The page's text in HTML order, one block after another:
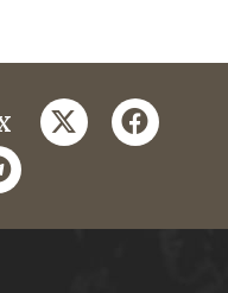
twitter